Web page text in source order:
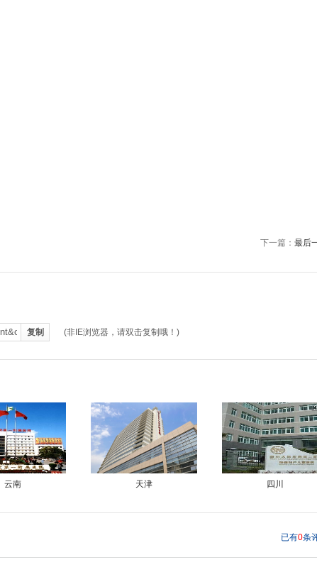
下一篇： 最后
(非IE浏览器，请双击复制哦！)
云南 天津 四川